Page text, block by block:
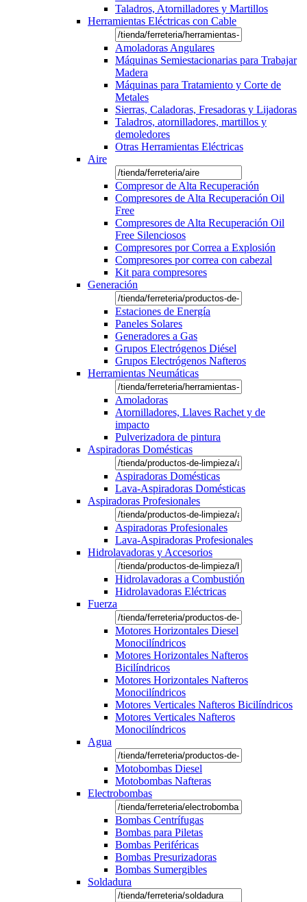
Taladros, Atornilladores y Martillos
Herramientas Eléctricas con Cable
Amoladoras Angulares
Máquinas Semiestacionarias para Trabajar
Madera
Máquinas para Tratamiento y Corte de
Metales
Sierras, Caladoras, Fresadoras y Lijadoras
Taladros, atornilladores, martillos y
demoledores
Otras Herramientas Eléctricas
Aire
Compresor de Alta Recuperación
Compresores de Alta Recuperación Oil
Free
Compresores de Alta Recuperación Oil
Free Silenciosos
Compresores por Correa a Explosión
Compresores por correa con cabezal
Kit para compresores
Generación
Estaciones de Energía
Paneles Solares
Generadores a Gas
Grupos Electrógenos Diésel
Grupos Electrógenos Nafteros
Herramientas Neumáticas
Amoladoras
Atornilladores, Llaves Rachet y de
impacto
Pulverizadora de pintura
Aspiradoras Domésticas
Aspiradoras Domésticas
Lava-Aspiradoras Domésticas
Aspiradoras Profesionales
Aspiradoras Profesionales
Lava-Aspiradoras Profesionales
Hidrolavadoras y Accesorios
Hidrolavadoras a Combustión
Hidrolavadoras Eléctricas
Fuerza
Motores Horizontales Diesel
Monocilíndricos
Motores Horizontales Nafteros
Bicilíndricos
Motores Horizontales Nafteros
Monocilíndricos
Motores Verticales Nafteros Bicilíndricos
Motores Verticales Nafteros
Monocilíndricos
Agua
Motobombas Diesel
Motobombas Nafteras
Electrobombas
Bombas Centrífugas
Bombas para Piletas
Bombas Periféricas
Bombas Presurizadoras
Bombas Sumergibles
Soldadura